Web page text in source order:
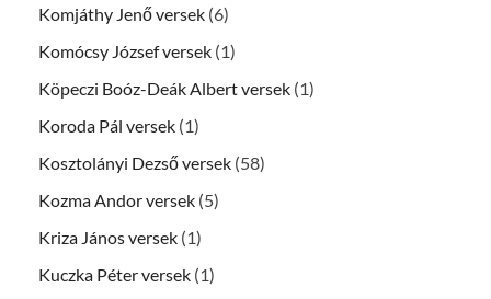
Komjáthy Jenő versek (6)
Komócsy József versek (1)
Köpeczi Boóz-Deák Albert versek (1)
Koroda Pál versek (1)
Kosztolányi Dezső versek (58)
Kozma Andor versek (5)
Kriza János versek (1)
Kuczka Péter versek (1)